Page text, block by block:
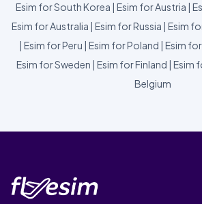
Esim for South Korea | Esim for Austria |
Esim for Australia | Esim for Russia | Esim
| Esim for Peru | Esim for Poland | Esim
Esim for Sweden | Esim for Finland | Esim
Belgium